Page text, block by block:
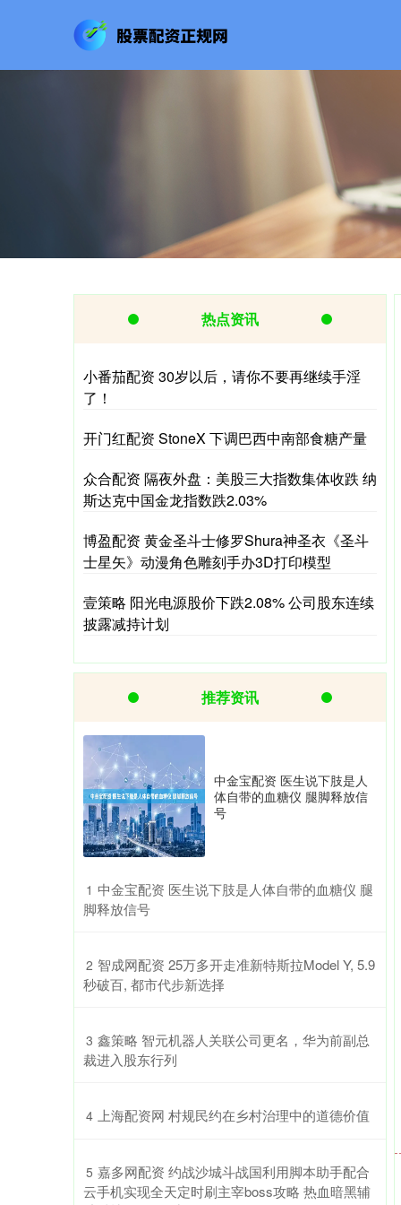
热点资讯
小番茄配资 30岁以后，请你不要再继续手淫
了！
开门红配资 StoneX 下调巴西中南部食糖产量
众合配资 隔夜外盘：美股三大指数集体收跌 纳
斯达克中国金龙指数跌2.03%
博盈配资 黄金圣斗士修罗Shura神圣衣《圣斗
士星矢》动漫角色雕刻手办3D打印模型
壹策略 阳光电源股价下跌2.08% 公司股东连续
披露减持计划
推荐资讯
中金宝配资 医生说下肢是人
体自带的血糖仪 腿脚释放信
号
1 ​中金宝配资 医生说下肢是人体自带的血糖仪 腿
脚释放信号
2 ​智成网配资 25万多开走准新特斯拉Model Y, 5.9
秒破百, 都市代步新选择
3 ​鑫策略 智元机器人关联公司更名，华为前副总
裁进入股东行列
4 ​上海配资网 村规民约在乡村治理中的道德价值
5 ​嘉多网配资 约战沙城斗战国利用脚本助手配合
云手机实现全天定时刷主宰boss攻略 热血暗黑辅